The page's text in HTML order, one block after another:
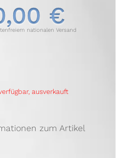
€
nationalen Versand
ausverkauft
zum Artikel